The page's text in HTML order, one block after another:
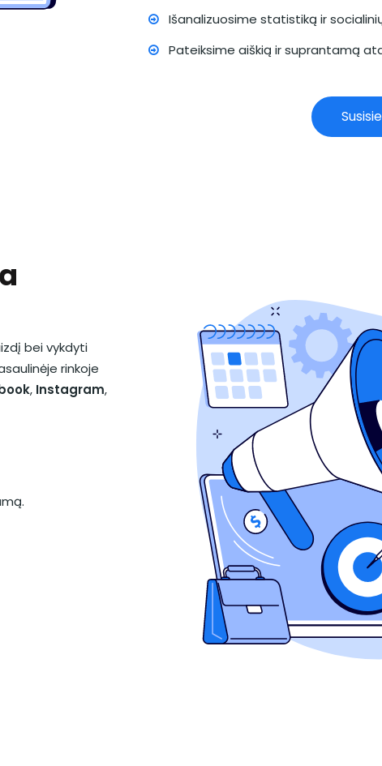
Išanalizuosime statistiką ir
Pateiksime aiškią ir suprantamą
bei vykdyti
rinkoje
, Instagram,